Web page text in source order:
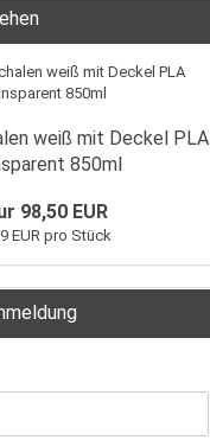
weiß mit Deckel PLA
850ml
98,50 EUR
EUR pro Stück